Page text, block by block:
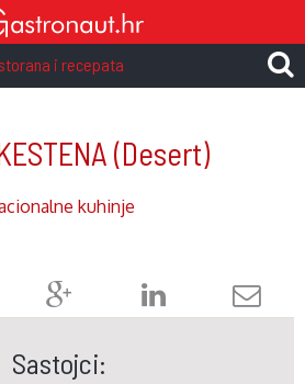
i recepata
(Desert)
kuhinje
Sastojci: